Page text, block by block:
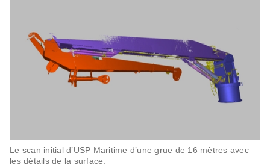
Le scan initial d’USP Maritime d’une grue de 16 mètres avec
les détails de la surface.